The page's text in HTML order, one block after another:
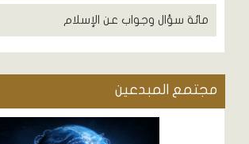
مائة سؤال وجواب عن الإسلام
مجتمع المبدعين